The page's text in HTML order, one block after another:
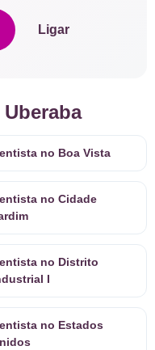
Ligar
no Boa Vista
no Cidade
no Distrito
I
no Estados